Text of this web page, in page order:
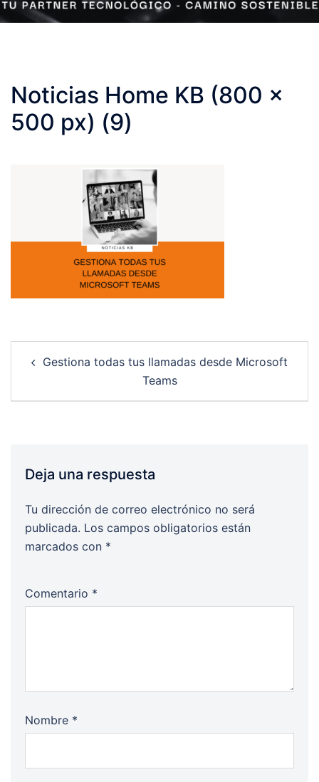
Noticias Home KB (800 x
500 px) (9)
navigation
Gestiona todas tus llamadas desde Microsoft
Teams
Deja una respuesta
Tu dirección de correo electrónico no será
publicada. Los campos obligatorios están
marcados con *
Comentario *
Nombre *